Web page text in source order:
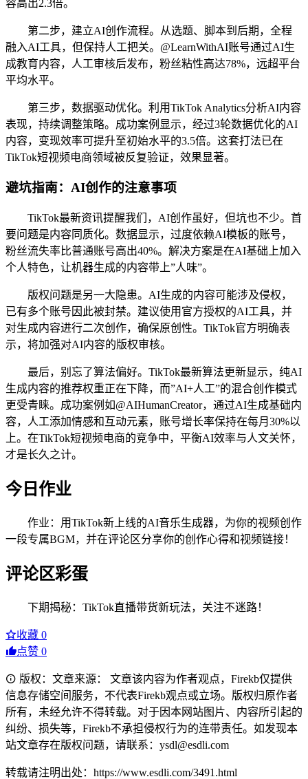
容高出2.3倍。
第二步，建立AI创作流程。从选题、脚本到后期，全程
融入AI工具，但保持人工把关。@LearnWithAI账号通过AI生
成教育内容，人工审核后发布，粉丝粘性高达78%，远超平台
平均水平。
第三步，数据驱动优化。利用TikTok Analytics分析AI内容
表现，持续调整策略。成功案例显示，经过3轮数据优化的AI
内容，变现效率可提升至初始水平的3.5倍。这套打法已在
TikTok短视频电商领域被反复验证，效果显著。
避坑指南：AI创作的注意事项
TikTok最新资讯提醒我们，AI创作虽好，但坑也不少。首
要问题是内容同质化。数据显示，过度依赖AI模板的账号，
粉丝流失率比普通账号高出40%。解决方案是在AI基础上加入
个人特色，让机器生成的内容带上”人味”。
版权问题是另一大隐患。AI生成的内容可能涉及侵权，
已有多个账号因此被封禁。建议使用官方授权的AI工具，并
对生成内容进行二次创作，确保原创性。TikTok官方明确表
示，将加强对AI内容的版权审核。
最后，别忘了算法偏好。TikTok最新算法更新显示，纯AI
生成内容的推荐权重正在下降，而”AI+人工”的混合创作模式
更受青睐。成功案例如@AIHumanCreator，通过AI生成基础内
容，人工添加情感和互动元素，账号增长率保持在每月30%以
上。在TikTok短视频电商的竞争中，平衡AI效率与人文关怀，
才是长久之计。
今日作业
作业：用TikTok新上线的AI音乐生成器，为你的视频创作
一段专属BGM，并在评论区分享你的创作心得和视频链接！
评论区彩蛋
下期揭秘：TikTok直播带货新玩法，关注不迷路！
收藏 0
点赞 0
版权：文章来源： 文章该内容为作者观点，Firekb仅提供
信息存储空间服务，不代表Firekb观点或立场。版权归原作者
所有，未经允许不得转载。对于因本网站图片、内容所引起的
纠纷、损失等，Firekb不承担侵权行为的连带责任。如发现本
站文章存在版权问题，请联系：ysdl@esdli.com
转载请注明出处：https://www.esdli.com/3491.html